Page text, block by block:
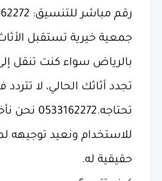
رقم مباشر للتنسيق: 0533162272
جمعية خيرية تستقبل
بالرياض سواء كنت تنقل
تجدد أثاثك الحالي، لا تتردد
للاستخدام ونعيد توجيهه
حقيقية له.